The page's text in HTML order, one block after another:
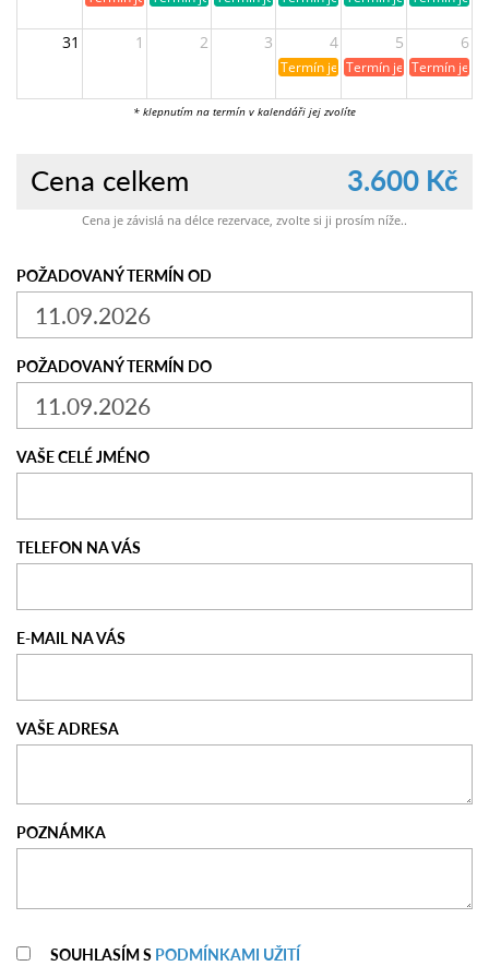
31 1 2 3 4 5 6
Termín je již rezervován
Termín je již obsazen
Termín je již
* klepnutím na termín v kalendáři jej zvolíte
Cena celkem 3.600 Kč
Cena je závislá na délce rezervace, zvolte si ji prosím níže..
POŽADOVANÝ TERMÍN OD
POŽADOVANÝ TERMÍN DO
VAŠE CELÉ JMÉNO
TELEFON NA VÁS
E-MAIL NA VÁS
VAŠE ADRESA
POZNÁMKA
SOUHLASÍM S PODMÍNKAMI UŽITÍ